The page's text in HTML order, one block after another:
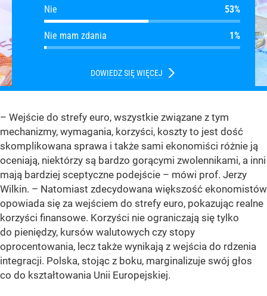
Tak, ale jeszcze nie teraz
Nie
Nie
Nie mam zdania
DOWIEDZ SIĘ WIĘCEJ
– Wejście do strefy euro, wszystkie związane z tym
mechanizmy, wymagania, korzyści, koszty to jest dość
skomplikowana sprawa i także sami ekonomiści różnie ją
oceniają, niektórzy są bardzo gorącymi zwolennikami, a inni
mają bardziej sceptyczne podejście – mówi prof. Jerzy
Wilkin. – Natomiast zdecydowana większość ekonomistów
opowiada się za wejściem do strefy euro, pokazując realne
korzyści finansowe. Korzyści nie ograniczają się tylko
do pieniędzy, kursów walutowych czy stopy
oprocentowania, lecz także wynikają z wejścia do rdzenia
integracji. Polska, stojąc z boku, marginalizuje swój głos
co do kształtowania Unii Europejskiej.